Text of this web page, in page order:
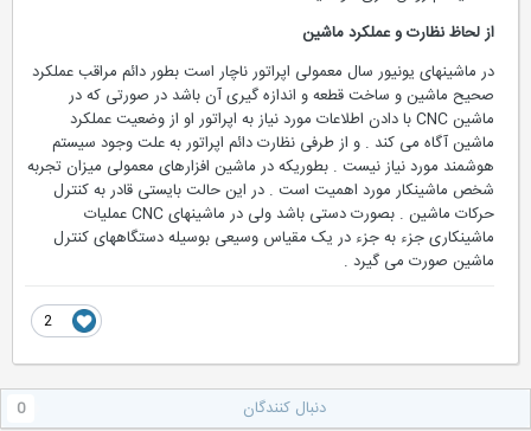
از لحاظ نظارت و عملکرد ماشین
در ماشینهای یونیور سال معمولی اپراتور ناچار است بطور دائم مراقب عملکرد
صحیح ماشین و ساخت قطعه و اندازه گیری آن باشد در صورتی که در
ماشین CNC با دادن اطلاعات مورد نیاز به اپراتور او از وضعیت عملکرد
ماشین آگاه می کند . و از طرفی نظارت دائم اپراتور به علت وجود سیستم
هوشمند مورد نیاز نیست . بطوریکه در ماشین افزارهای معمولی میزان تجربه
شخص ماشینکار مورد اهمیت است . در این حالت بایستی قادر به کنترل
حرکات ماشین . بصورت دستی باشد ولی در ماشینهای CNC عملیات
ماشینکاری جزء به جزء در یک مقیاس وسیعی بوسیله دستگاههای کنترل
ماشین صورت می گیرد .
دنبال کنندگان